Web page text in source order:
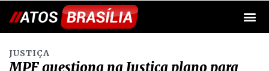
JUSTIÇA
MPF questiona na Justiça plano para